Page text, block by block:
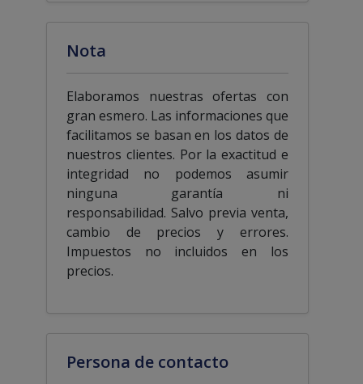
Nota
Elaboramos nuestras ofertas con
gran esmero. Las informaciones que
facilitamos se basan en los datos de
nuestros clientes. Por la exactitud e
integridad no podemos asumir
ninguna garantía ni
responsabilidad. Salvo previa venta,
cambio de precios y errores.
Impuestos no incluidos en los
precios.
Persona de contacto